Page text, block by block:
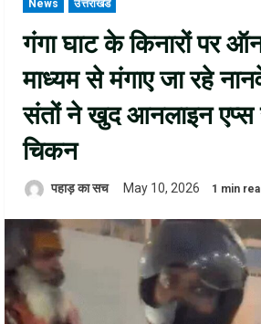
News उत्तराखंड
गंगा घाट के किनारों पर
माध्यम से मंगाए जा रहे
संतों ने खुद आनलाइन एप्स
चिकन
पहाड़ का सच May 10, 2026 1 min